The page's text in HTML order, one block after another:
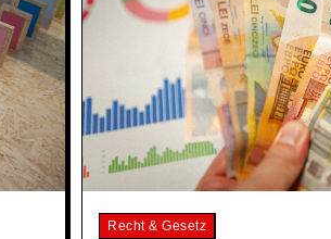
Recht & Gesetz